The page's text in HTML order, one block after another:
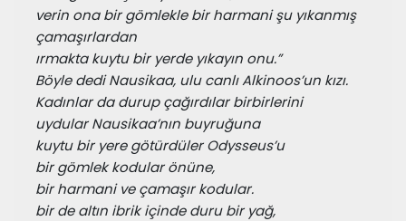
verin ona bir gömlekle bir harmani şu yıkanmış
çamaşırlardan
ırmakta kuytu bir yerde yıkayın onu.”
Böyle dedi Nausikaa, ulu canlı Alkinoos’un kızı.
Kadınlar da durup çağırdılar birbirlerini
uydular Nausikaa’nın buyruğuna
kuytu bir yere götürdüler Odysseus’u
bir gömlek kodular önüne,
bir harmani ve çamaşır kodular.
bir de altın ibrik içinde duru bir yağ,